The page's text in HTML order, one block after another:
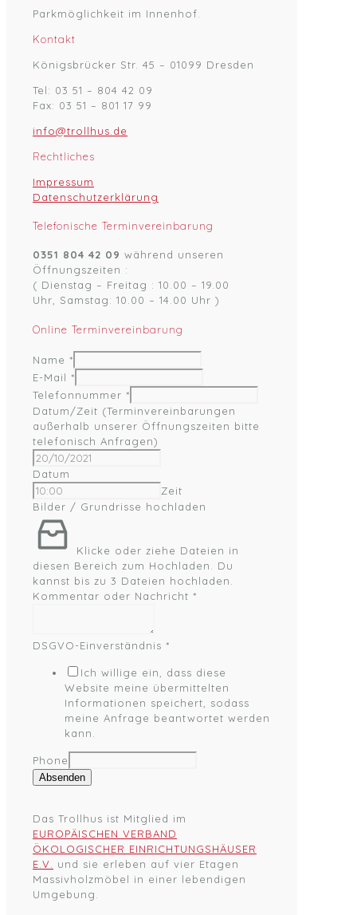
Parkmöglichkeit im Innenhof.
Kontakt
Königsbrücker Str. 45 – 01099 Dresden
Tel: 03 51 – 804 42 09
Fax: 03 51 – 801 17 99
info@trollhus.de
Rechtliches
Impressum
Datenschutzerklärung
Telefonische Terminvereinbarung
0351 804 42 09 während unseren
Öffnungszeiten :
( Dienstag – Freitag : 10.00 – 19.00
Uhr, Samstag: 10.00 – 14.00 Uhr )
Online Terminvereinbarung
Name *
E-Mail *
Telefonnummer *
Datum/Zeit (Terminvereinbarungen
außerhalb unserer Öffnungszeiten bitte
telefonisch Anfragen)
Datum
Zeit
Bilder / Grundrisse hochladen
Klicke oder ziehe Dateien in
diesen Bereich zum Hochladen.
Du
kannst bis zu 3 Dateien hochladen.
Kommentar oder Nachricht *
DSGVO-Einverständnis *
Ich willige ein, dass diese
Website meine übermittelten
Informationen speichert, sodass
meine Anfrage beantwortet werden
kann.
Phone
Absenden
Das Trollhus ist Mitglied im
EUROPÄISCHEN VERBAND
ÖKOLOGISCHER EINRICHTUNGSHÄUSER
E.V.
und sie erleben auf vier Etagen
Massivholzmöbel in einer lebendigen
Umgebung.